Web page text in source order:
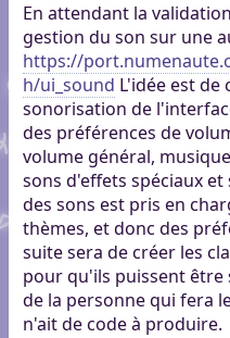
En attendant la
gestion du son sur une
https://
h/ui_sound L'idée est de
sonorisation de
des préférences de
volume général,
sons d'effets spéciaux
des sons est pris en
thèmes, et donc des
suite sera de créer les
pour qu'ils puissent être
de la personne qui fera
n'ait de code à produire.